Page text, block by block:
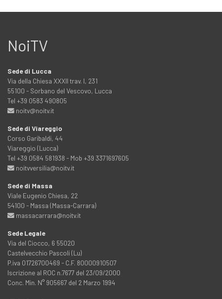
NoiTV
Sede di Lucca
Via della Chiesa XXXII trav. I, 231
55100 - Sorbano del Vescovo, Lucca
Tel +39 0583 490805
noitv@noitv.it
Sede di Viareggio
Corso Garibaldi, 44
Viareggio (Lucca)
Tel +39 0584 581938 - Mob +39 3371697605
noitvversilia@noitv.it
Sede di Massa
Viale Eugenio Chiesa, 22
54100 - Massa (Massa-Carrara)
massacarrara@noitv.it
Sede Legale
Via del Ciocco, 6 55020
Castelvecchio Pascoli (Lu)
P.iva 01726700469 - C.F. 80000910507
Iscrizione al ROC n.7677 del 23/09/2000
Conc. Min. N° 905667 del 2 Marzo 1994